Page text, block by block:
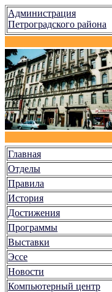
Администрация
Петроградского района
Главная
Отделы
Правила
История
Достижения
Программы
Выставки
Эссе
Новости
Компьютерный центр